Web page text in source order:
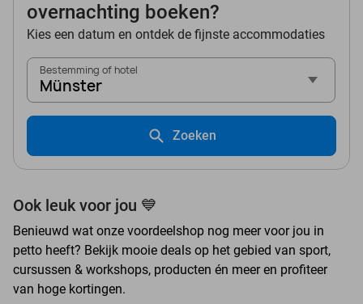
overnachting boeken?
Kies een datum en ontdek de fijnste accommodaties
Bestemming of hotel
Münster
Zoeken
Ook leuk voor jou 💙
Benieuwd wat onze voordeelshop nog meer voor jou in
petto heeft? Bekijk mooie deals op het gebied van sport,
cursussen & workshops, producten én meer en profiteer
van hoge kortingen.